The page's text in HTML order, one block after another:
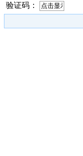
验证码：